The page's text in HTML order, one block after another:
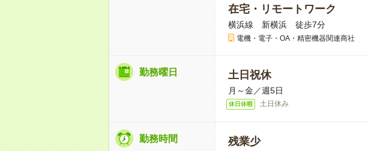
在宅・リモートワーク
横浜線 新横浜 徒歩7分
電機・電子・OA・精密機器関連商社
勤務曜日 土日祝休
月～金／週5日
休日休暇 土日休み
勤務時間 残業少